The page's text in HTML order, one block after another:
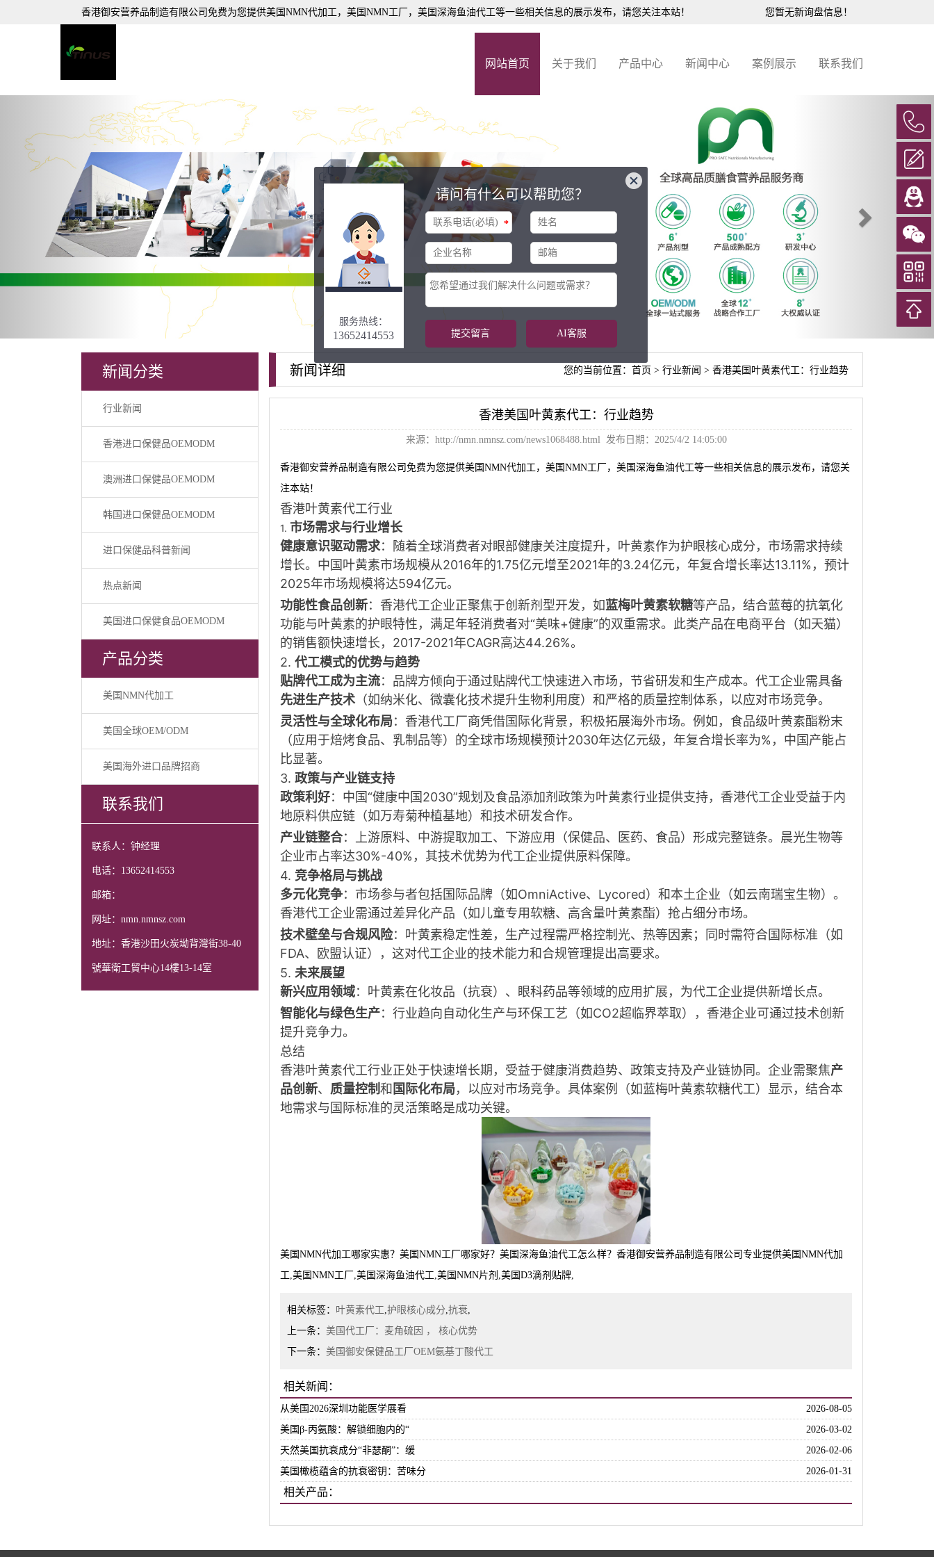
香港御安营养品制造有限公司免费为您提供美国NMN代加工 ，美国NMN工厂，美国深海鱼油代工等一些相关信息的展示发布，请您关注本站！ 您暂无新询盘信息！
网站首页 关于我们 产品中心 新闻中心 案例展示 联系我们
新闻分类
行业新闻
香港进口保健品OEMODM
澳洲进口保健品OEMODM
韩国进口保健品OEMODM
进口保健品科普新闻
热点新闻
美国进口保健食品OEMODM
产品分类
美国NMN代加工
美国全球OEM/ODM
美国海外进口品牌招商
联系我们
联系人：钟经理
电话：13652414553
邮箱：
网址：nmn.nmnsz.com
地址：香港沙田火炭坳背灣街38-40
號華衛工貿中心14樓13-14室
新闻详细 您的当前位置： 首页 > 行业新闻 > 香港美国叶黄素代工：行业趋势
香港美国叶黄素代工：行业趋势
来源： http://nmn.nmnsz.com/news1068488.html 发布日期：2025/4/2 14:05:00
香港御安营养品制造有限公司免费为您提供美国NMN代加工 ，美国NMN工厂，美国深海鱼油代工等一些相关信息的展示发布，请您关
注本站！
香港叶黄素代工行业
1. 市场需求与行业增长
健康意识驱动需求：随着全球消费者对眼部健康关注度提升，叶黄素作为护眼核心成分，市场需求持续
增长。中国叶黄素市场规模从2016年的1.75亿元增至2021年的3.24亿元，年复合增长率达13.11%，预计
2025年市场规模将达594亿元。
功能性食品创新：香港代工企业正聚焦于创新剂型开发，如蓝梅叶黄素软糖等产品，结合蓝莓的抗氧化
功能与叶黄素的护眼特性，满足年轻消费者对“美味+健康”的双重需求。此类产品在电商平台（如天猫）
的销售额快速增长，2017-2021年CAGR高达44.26%。
2. 代工模式的优势与趋势
贴牌代工成为主流：品牌方倾向于通过贴牌代工快速进入市场，节省研发和生产成本。代工企业需具备
先进生产技术 （如纳米化、微囊化技术提升生物利用度）和严格的质量控制体系，以应对市场竞争。
灵活性与全球化布局：香港代工厂商凭借国际化背景，积极拓展海外市场。例如，食品级叶黄素酯粉末
（应用于焙烤食品、乳制品等）的全球市场规模预计2030年达亿元级，年复合增长率为%，中国产能占
比显著。
3. 政策与产业链支持
政策利好：中国“健康中国2030”规划及食品添加剂政策为叶黄素行业提供支持，香港代工企业受益于内
地原料供应链（如万寿菊种植基地）和技术研发合作。
产业链整合：上游原料、中游提取加工、下游应用（保健品、医药、食品）形成完整链条。晨光生物等
企业市占率达30%-40%，其技术优势为代工企业提供原料保障。
4. 竞争格局与挑战
多元化竞争：市场参与者包括国际品牌（如OmniActive、Lycored）和本土企业（如云南瑞宝生物）。
香港代工企业需通过差异化产品（如儿童专用软糖、高含量叶黄素酯）抢占细分市场。
技术壁垒与合规风险：叶黄素稳定性差，生产过程需严格控制光、热等因素；同时需符合国际标准（如
FDA、欧盟认证），这对代工企业的技术能力和合规管理提出高要求。
5. 未来展望
新兴应用领域：叶黄素在化妆品（抗衰）、眼科药品等领域的应用扩展，为代工企业提供新增长点。
智能化与绿色生产：行业趋向自动化生产与环保工艺（如CO2超临界萃取），香港企业可通过技术创新
提升竞争力。
总结
香港叶黄素代工行业正处于快速增长期，受益于健康消费趋势、政策支持及产业链协同。企业需聚焦产
品创新、 质量控制和 国际化布局，以应对市场竞争。具体案例（如蓝梅叶黄素软糖代工）显示，结合本
地需求与国际标准的灵活策略是成功关键。
美国NMN代加工哪家实惠？美国NMN工厂哪家好？美国深海鱼油代工怎么样？香港御安营养品制造有限公司专业提供美国NMN代加
工,美国NMN工厂,美国深海鱼油代工,美国NMN片剂,美国D3滴剂贴牌,
相关标签： 叶黄素代工,护眼核心成分,抗衰,
上一条： 美国代工厂：麦角硫因 ， 核心优势
下一条： 美国御安保健品工厂OEM氨基丁酸代工
相关新闻：
从美国2026深圳功能医学展看
2026-08-05
美国β-丙氨酸：解锁细胞内的“
2026-03-02
天然美国抗衰成分“非瑟酮”：缓
2026-02-06
美国橄榄蕴含的抗衰密钥：苦味分
2026-01-31
相关产品：
服务热线：
13652414553
请问有什么可以帮助您？
*
提交留言 AI客服